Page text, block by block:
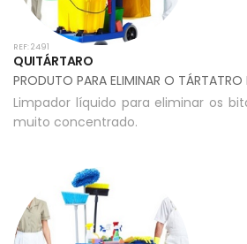
REF: 2491
QUITÁRTARO
PRODUTO PARA ELIMINAR O
Limpador líquido para eliminar os
muito concentrado.